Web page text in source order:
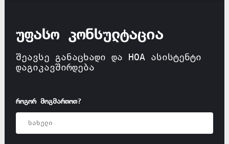
უფასო კონსულტაცია
შეავსე განაცხადი და HOA ასისტენტი
დაგიკავშირდება
როგორ მოგმართოთ?